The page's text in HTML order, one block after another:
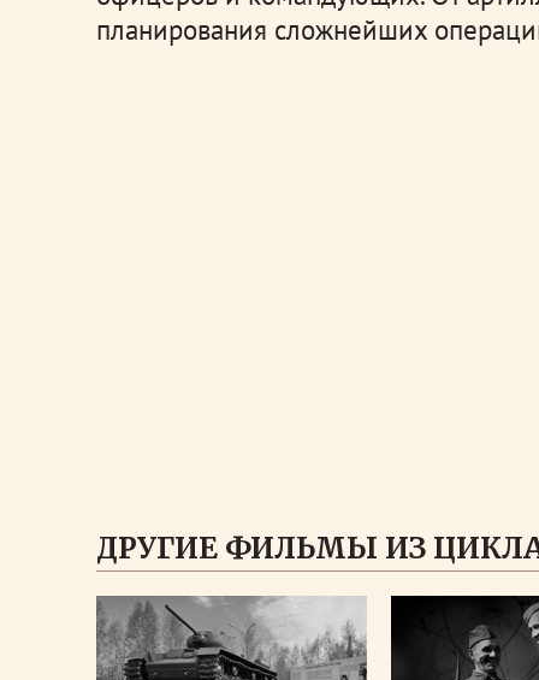
планирования сложнейших
ДРУГИЕ ФИЛЬМЫ ИЗ